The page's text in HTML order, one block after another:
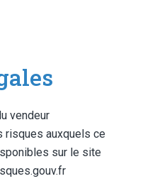
vendeur
risques auxquels ce
sur le site